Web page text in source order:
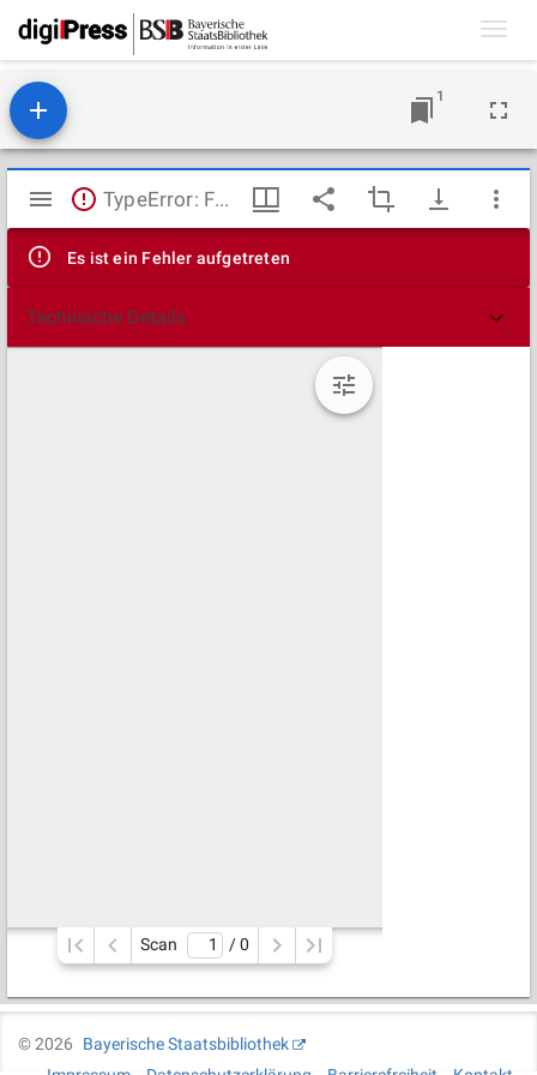
1
Mirador
Viewer
TypeError: Failed to fetch
Es ist ein Fehler aufgetreten
Technische Details
Scan / 0
©2026
Bayerische Staatsbibliothek